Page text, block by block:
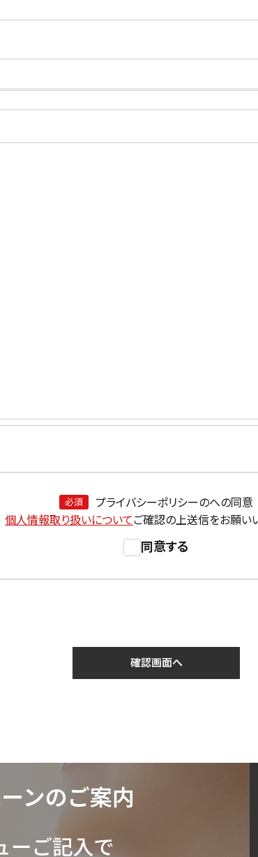
詳細検索
検索
必須
プライバシーポリシーのへの同意
個人情報取り扱いについてご確認の上送信をお願い
同意する